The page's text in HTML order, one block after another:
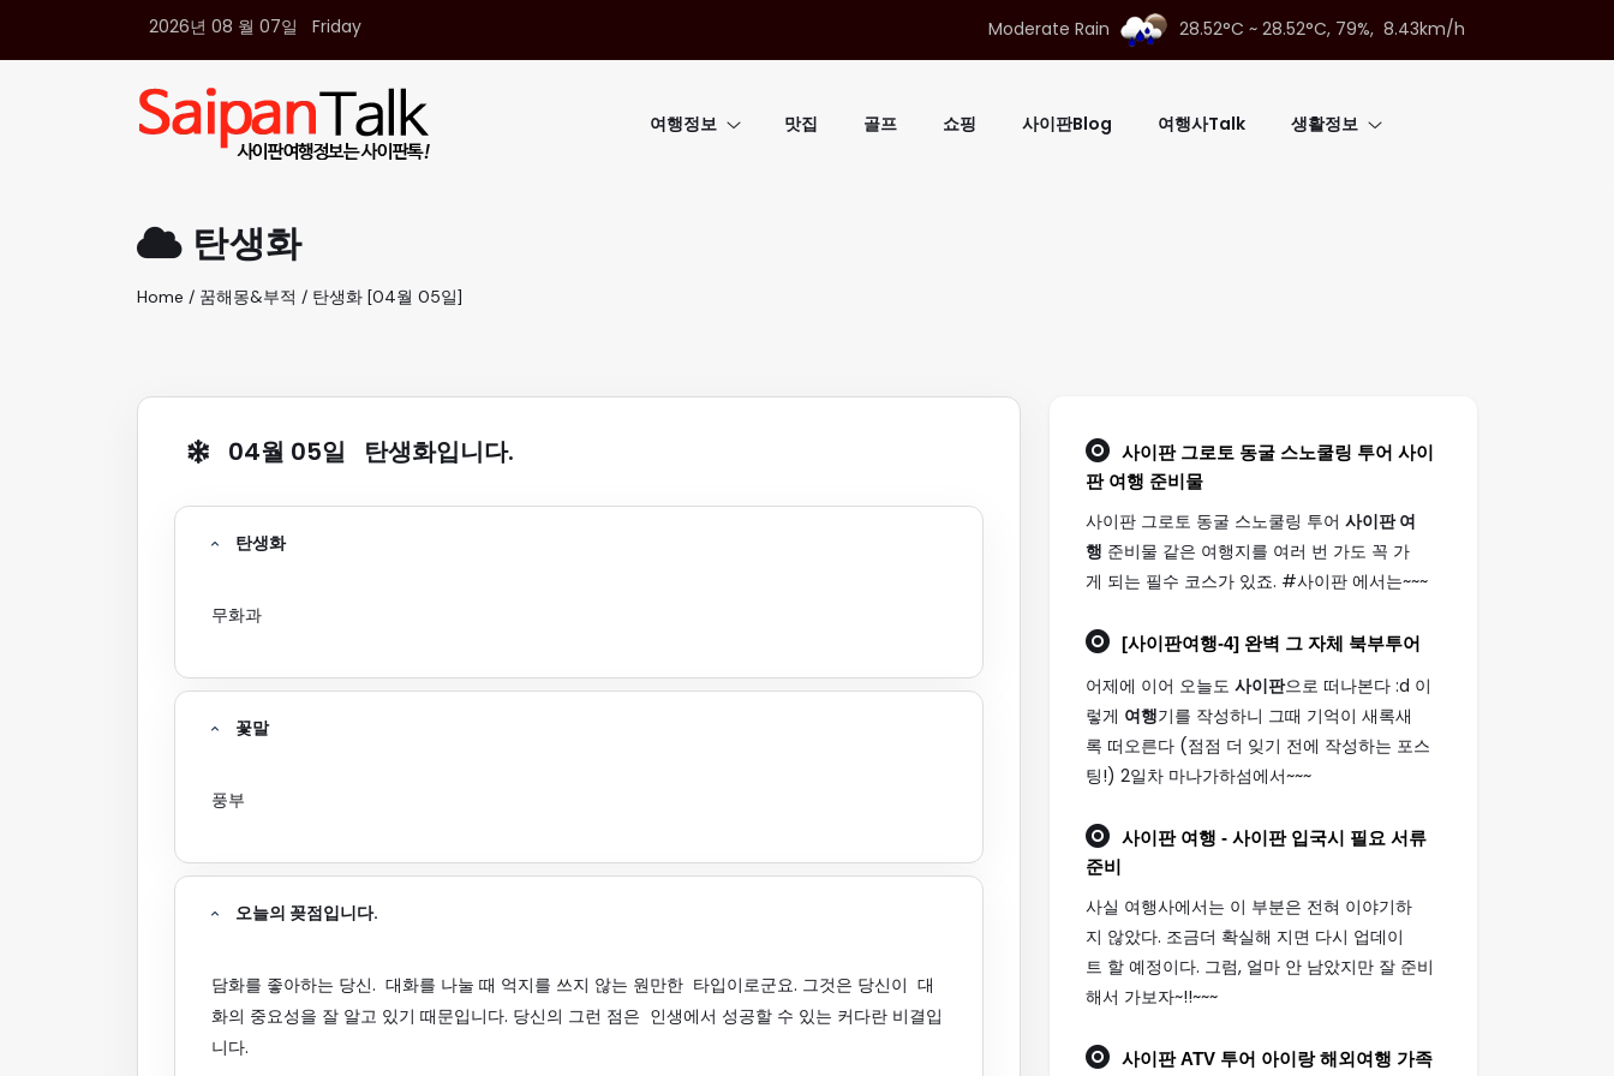
2026년 08 월 07일 Friday Moderate Rain 28.52°C ~ 28.52°C, 79%, 8.43km/h
여행정보 맛집 골프 쇼핑 사이판Blog 여행사Talk 생활정보
탄생화
Home / 꿈해몽&부적 / 탄생화 [04월 05일]
04월 05일 탄생화입니다.
탄생화
무화과
꽃말
풍부
오늘의 꽂점입니다.
담화를 좋아하는 당신. 대화를 나눌 때 억지를 쓰지 않는 원만한 타입이로군요. 그것은 당신이 대
화의 중요성을 잘 알고 있기 때문입니다. 당신의 그런 점은 인생에서 성공할 수 있는 커다란 비결입
니다.
사이판 그로토 동굴 스노쿨링 투어 사이
판 여행 준비물
사이판 그로토 동굴 스노쿨링 투어 사이판 여
행 준비물 같은 여행지를 여러 번 가도 꼭 가
게 되는 필수 코스가 있죠. #사이판 에서는~~~
[사이판여행-4] 완벽 그 자체 북부투어
어제에 이어 오늘도 사이판으로 떠나본다 :d 이
렇게 여행기를 작성하니 그때 기억이 새록새
록 떠오른다 (점점 더 잊기 전에 작성하는 포스
팅!) 2일차 마나가하섬에서~~~
사이판 여행 - 사이판 입국시 필요 서류
준비
사실 여행사에서는 이 부분은 전혀 이야기하
지 않았다. 조금더 확실해 지면 다시 업데이
트 할 예정이다. 그럼, 얼마 안 남았지만 잘 준비
해서 가보자~!!~~~
사이판ATV 투어 아이랑 해외 여행 가족
여행정보
생활정보